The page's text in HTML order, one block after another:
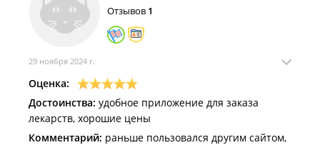
Отзывов 1
29 ноября 2024 г.
Оценка:
Достоинства: удобное приложение для заказа
лекарств, хорошие цены
Комментарий: раньше пользовался другим сайтом,